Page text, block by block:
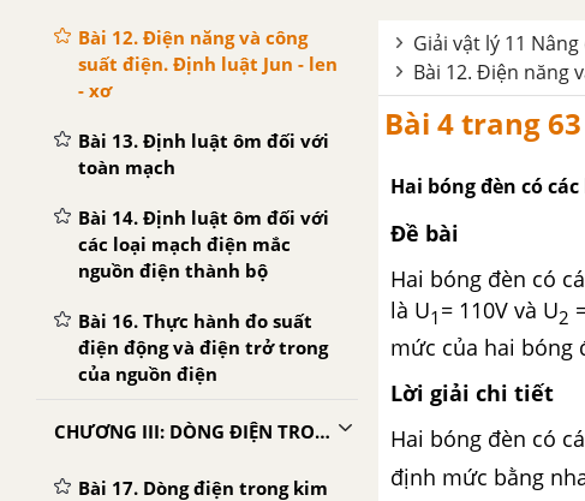
Bài 12. Điện năng và công
suất điện. Định luật Jun - len
- xơ
Bài 13. Định luật ôm đối với
toàn mạch
Bài 14. Định luật ôm đối với
các loại mạch điện mắc
nguồn điện thành bộ
Bài 16. Thực hành đo suất
điện động và điện trở trong
của nguồn điện
CHƯƠNG III: DÒNG ĐIỆN TRONG CÁC MÔI TRƯỜNG
Bài 17. Dòng điện trong kim
Giải vật lý 11
Bài 12. Điện năng
Bài 4 trang
Hai bóng đèn có
Đề bài
Hai bóng đèn có
là U1 = 110V và U2
mức của hai bóng
Lời giải chi tiết
Hai bóng đèn có
định mức bằng